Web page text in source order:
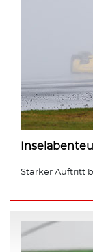
Starker Auftritt